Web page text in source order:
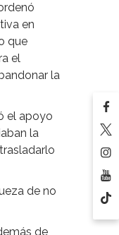
en
que
el
la
el apoyo
la
de no
de